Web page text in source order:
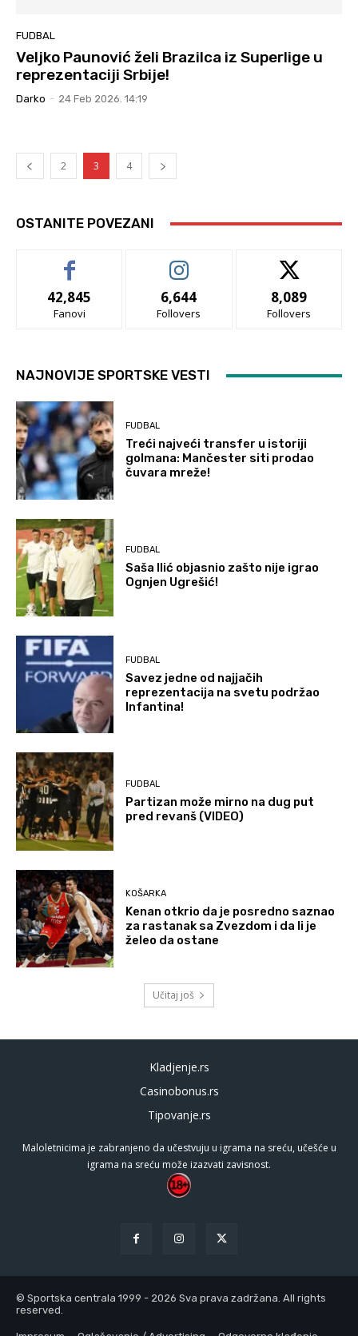
FUDBAL
Veljko Paunović želi Brazilca iz Superlige u
reprezentaciji Srbije!
Darko - 24 Feb 2026. 14:19
2 3 4
OSTANITE POVEZANI
42,845
Fanovi
6,644
Follovers
8,089
Follovers
NAJNOVIJE SPORTSKE VESTI
FUDBAL
Treći najveći transfer u istoriji
golmana: Mančester siti prodao
čuvara mreže!
FUDBAL
Saša Ilić objasnio zašto nije igrao
Ognjen Ugrešić!
FUDBAL
Savez jedne od najjačih
reprezentacija na svetu podržao
Infantina!
FUDBAL
Partizan može mirno na dug put
pred revanš (VIDEO)
KOŠARKA
Kenan otkrio da je posredno saznao
za rastanak sa Zvezdom i da li je
želeo da ostane
Učitaj još
Kladjenje.rs
Casinobonus.rs
Tipovanje.rs
Maloletnicima je zabranjeno da učestvuju u igrama na sreću, učešće u
igrama na sreću može izazvati zavisnost.
© Sportska centrala 1999 - 2026 Sva prava zadržana. All rights
reserved.